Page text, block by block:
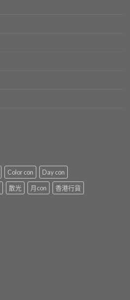
Color con
Day con
散光 月con 香港行貨